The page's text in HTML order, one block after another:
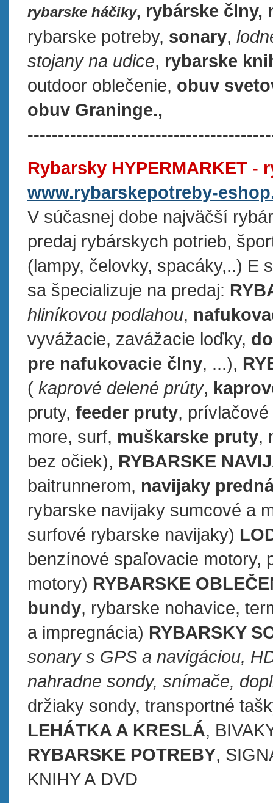
rybarske háčiky, rybárske člny,
rybarske potreby, sonary,
stojany na udice, rybarske
outdoor oblečenie, obuv
obuv Graninge.,
Rybarsky HYPERMARKET
www.rybarskepotreby-
V súčasnej dobe najväčší
predaj rybárskych potrieb,
(lampy, čelovky, spacáky,..) E
sa špecializuje na predaj:
hliníkovou podlahou,
vyvážacie, zavážacie loďky,
pre nafukovacie člny, ...),
( kaprové delené prúty,
pruty, feeder pruty,
more, surf, muškarske pruty,
bez očiek), RYBARSKE
baitrunnerom, navijaky
rybarske navijaky sumcové a
surfové rybarske navijaky)
benzínové spaľovacie motory,
motory) RYBARSKE
bundy, rybarske nohavice,
a impregnácia) RYBARSKY
sonary s GPS a navigáciou,
nahradne sondy, snímače,
držiaky sondy, transportné
LEHÁTKA A KRESLÁ,
RYBARSKE POTREBY,
KNIHY A DVD